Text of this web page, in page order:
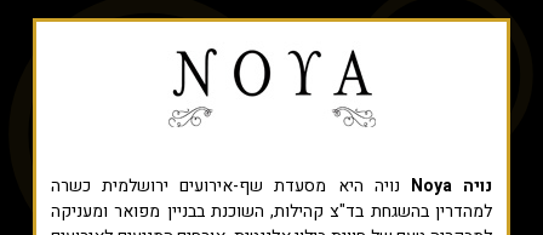
נויה Noya
נויה היא מסעדת שף-אירועים ירושלמית כשרה
למהדרין בהשגחת בד"צ קהילות, השוכנת בבניין מפואר ומעניקה